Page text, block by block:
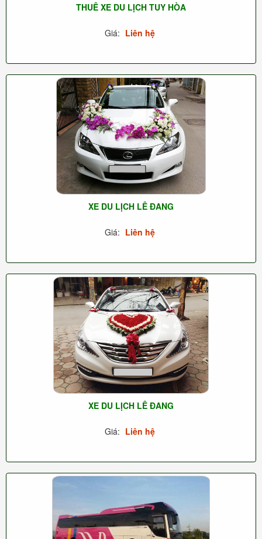
THUÊ XE DU LỊCH TUY HÒA
Giá: Liên hệ
XE DU LỊCH LÊ ĐANG
Giá: Liên hệ
XE DU LỊCH LÊ ĐANG
Giá: Liên hệ